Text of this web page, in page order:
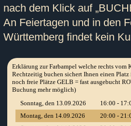
nach dem Klick auf
An Feiertagen und in den
Württemberg findet kein